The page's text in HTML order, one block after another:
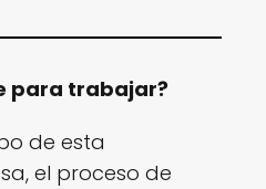
para trabajar?
de esta
el proceso de